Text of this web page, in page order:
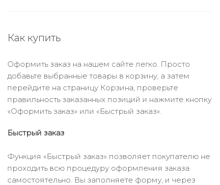
Как купить
Оформить заказ на нашем сайте легко. Просто
добавьте выбранные товары в корзину, а затем
перейдите на страницу Корзина, проверьте
правильность заказанных позиций и нажмите кнопку
«Оформить заказ» или «Быстрый заказ».
Быстрый заказ
Функция «Быстрый заказ» позволяет покупателю не
проходить всю процедуру оформления заказа
самостоятельно. Вы заполняете форму, и через